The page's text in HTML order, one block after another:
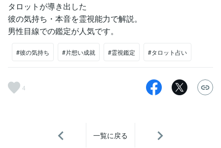
タロットが導き出した
彼の気持ち・本音を霊視能力で解説。
男性目線での鑑定が人気です。
#彼の気持ち #片想い成就 #霊視鑑定 #タロット占い
4
一覧に戻る